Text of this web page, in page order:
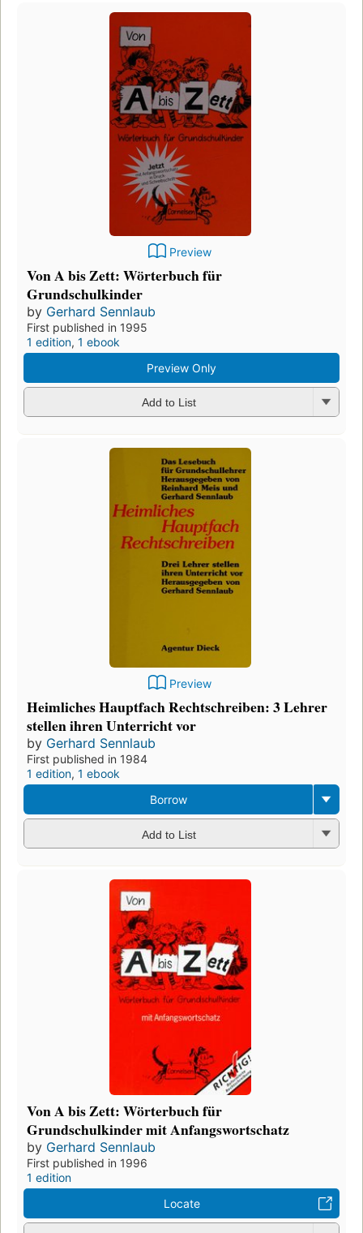
Preview
Von A bis Zett: Wörterbuch für
Grundschulkinder
by Gerhard Sennlaub
First published in 1995
1 edition, 1 ebook
Preview Only
Add to List
Preview
Heimliches Hauptfach Rechtschreiben: 3 Lehrer
stellen ihren Unterricht vor
by Gerhard Sennlaub
First published in 1984
1 edition, 1 ebook
Borrow
Add to List
Von A bis Zett: Wörterbuch für
Grundschulkinder mit Anfangswortschatz
by Gerhard Sennlaub
First published in 1996
1 edition
Locate